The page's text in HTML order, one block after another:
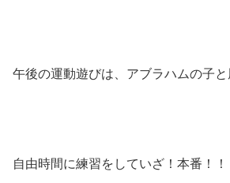
午後の運動遊びは、アブラハムの子
自由時間に練習をしていざ！本番！！